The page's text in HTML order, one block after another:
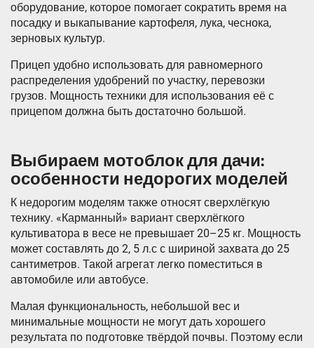
оборудование, которое помогает сократить время на
посадку и выкапывание картофеля, лука, чеснока,
зерновых культур.
Прицеп удобно использовать для равномерного
распределения удобрений по участку, перевозки
грузов. Мощность техники для использования её с
прицепом должна быть достаточно большой.
Выбираем мотоблок для дачи:
особенности недорогих моделей
К недорогим моделям также относят сверхлёгкую
технику. «Карманный» вариант сверхлёгкого
культиватора в весе не превышает 20–25 кг. Мощность
может составлять до 2, 5 л.с с шириной захвата до 25
сантиметров. Такой агрегат легко поместиться в
автомобиле или автобусе.
Малая функциональность, небольшой вес и
минимальные мощности не могут дать хорошего
результата по подготовке твёрдой почвы. Поэтому если